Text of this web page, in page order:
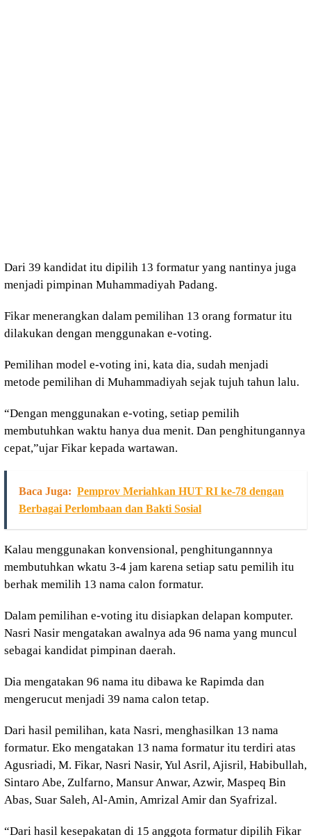
Dari 39 kandidat itu dipilih 13 formatur yang nantinya juga
menjadi pimpinan Muhammadiyah Padang.
Fikar menerangkan dalam pemilihan 13 orang formatur itu
dilakukan dengan menggunakan e-voting.
Pemilihan model e-voting ini, kata dia, sudah menjadi
metode pemilihan di Muhammadiyah sejak tujuh tahun lalu.
“Dengan menggunakan e-voting, setiap pemilih
membutuhkan waktu hanya dua menit. Dan penghitungannya
cepat,”ujar Fikar kepada wartawan.
Baca Juga: Pemprov Meriahkan HUT RI ke-78 dengan
Berbagai Perlombaan dan Bakti Sosial
Kalau menggunakan konvensional, penghitungannnya
membutuhkan wkatu 3-4 jam karena setiap satu pemilih itu
berhak memilih 13 nama calon formatur.
Dalam pemilihan e-voting itu disiapkan delapan komputer.
Nasri Nasir mengatakan awalnya ada 96 nama yang muncul
sebagai kandidat pimpinan daerah.
Dia mengatakan 96 nama itu dibawa ke Rapimda dan
mengerucut menjadi 39 nama calon tetap.
Dari hasil pemilihan, kata Nasri, menghasilkan 13 nama
formatur. Eko mengatakan 13 nama formatur itu terdiri atas
Agusriadi, M. Fikar, Nasri Nasir, Yul Asril, Ajisril, Habibullah,
Sintaro Abe, Zulfarno, Mansur Anwar, Azwir, Maspeq Bin
Abas, Suar Saleh, Al-Amin, Amrizal Amir dan Syafrizal.
“Dari hasil kesepakatan di 15 anggota formatur dipilih Fikar